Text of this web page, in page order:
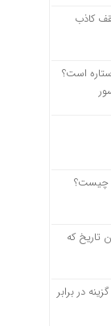
کاذب
آیا هتل نور حیات تهران واقعا ۵ ستاره است؟
چیست؟
تاریخ که
در برابر